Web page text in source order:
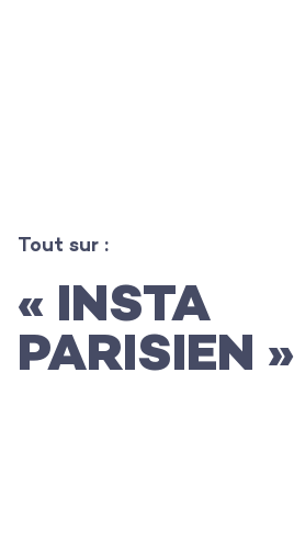
L’agence
Les projets
Les actualités
Tout sur :
« INSTA
PARISIEN »